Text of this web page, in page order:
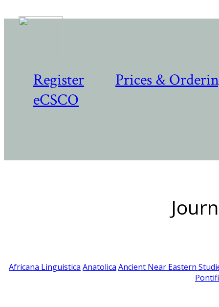
Register
Prices &
eCSCO
Africana Linguistica Anatolica Ancient Near Eastern